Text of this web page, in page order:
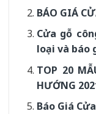
BÁO GIÁ
Cửa gỗ
loại và báo
TOP 20
HƯỚNG
Báo Giá